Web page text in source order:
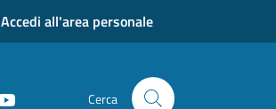
Accedi all'area personale
Cerca